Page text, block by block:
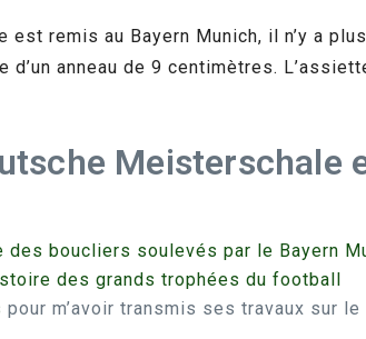
est remis au Bayern Munich, il n’y a
d’un anneau de 9 centimètres.
Meisterschale
des boucliers soulevés par le Bayern
des grands trophées du football
pour m’avoir transmis ses travaux sur le